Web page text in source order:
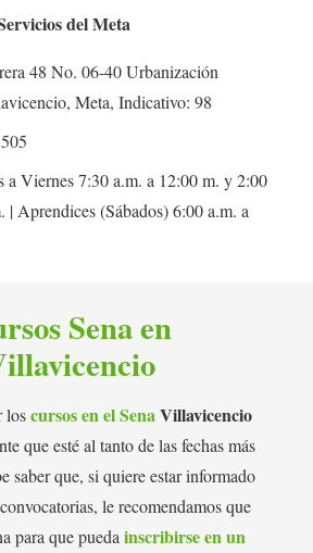
del Meta
48 No. 06-40 Urbanización
Meta, Indicativo: 98
a Viernes 7:30 a.m. a 12:00 m. y 2:00
| Aprendices (Sábados) 6:00 a.m. a
Sena en
loscursos en elSenaVillavicencio
que esté al tanto de las fechas más
saber que, si quiere estar informado
le recomendamos que
para que pueda inscribirse en un